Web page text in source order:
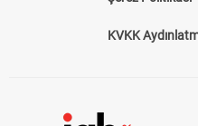
KVKK